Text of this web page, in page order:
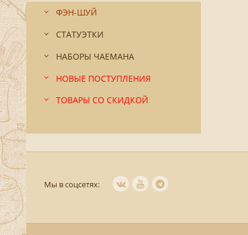
ФЭН-ШУЙ
СТАТУЭТКИ
НАБОРЫ ЧАЕМАНА
НОВЫЕ ПОСТУПЛЕНИЯ
ТОВАРЫ СО СКИДКОЙ
Мы в соцсетях: